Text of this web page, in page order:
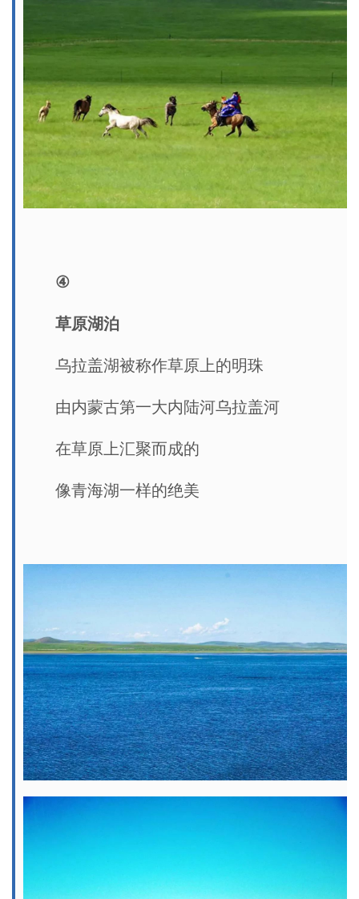
④
草原湖泊
乌拉盖湖被称作草原上的明珠
由内蒙古第一大内陆河乌拉盖河
在草原上汇聚而成的
像青海湖一样的绝美